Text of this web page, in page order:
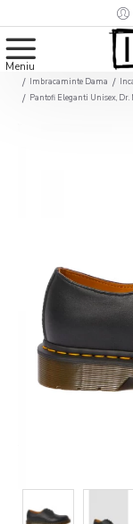
Imbracaminte Dama
Pantofi Eleganti Unisex, Dr.